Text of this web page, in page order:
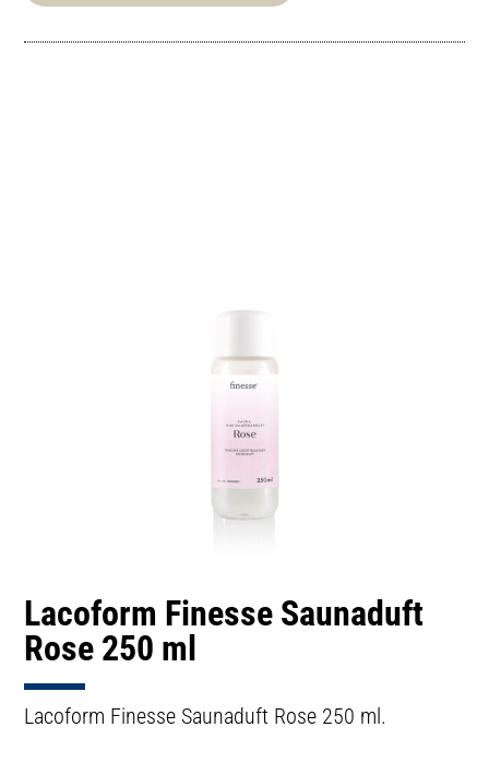
Lacoform Finesse Saunaduft
Rose 250 ml
Lacoform Finesse Saunaduft Rose 250 ml.